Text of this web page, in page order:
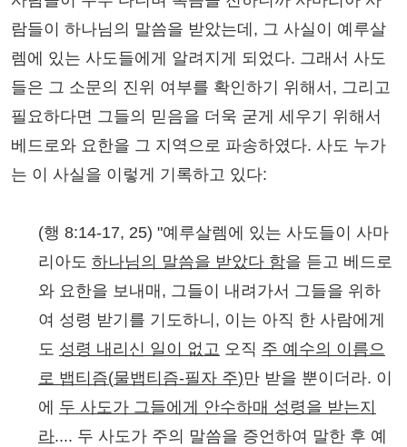
람들이 하나님의 말씀을 받았는데, 그 사실이 예루살
렘에 있는 사도들에게 알려지게 되었다. 그래서 사도
들은 그 소문의 진위 여부를 확인하기 위해서, 그리고
필요하다면 그들의 믿음을 더욱 굳게 세우기 위해서
베드로와 요한을 그 지역으로 파송하였다. 사도 누가
는 이 사실을 이렇게 기록하고 있다:
(행 8:14-17, 25) "예루살렘에 있는 사도들이 사마
리아도 하나님의 말씀을 받았다 함을 듣고 베드로
와 요한을 보내매, 그들이 내려가서 그들을 위하
여 성령 받기를 기도하니, 이는 아직 한 사람에게
도 성령 내리신 일이 없고 오직 주 예수의 이름으
로 뱁티즘(물뱁티즘-필자 주)만 받을 뿐이더라. 이
에 두 사도가 그들에게 안수하매 성령을 받는지
라.... 두 사도가 주의 말씀을 증언하여 말한 후 예